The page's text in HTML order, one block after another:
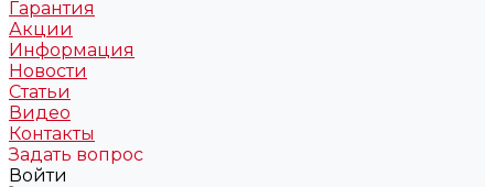
Гарантия
Акции
Информация
Новости
Статьи
Видео
Контакты
Задать вопрос
Войти